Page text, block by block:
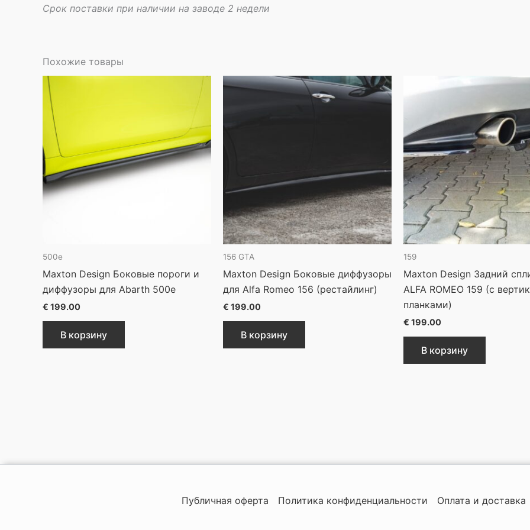
Срок поставки при наличии на заводе 2 недели
Похожие товары
500e
Maxton Design Боковые пороги и
диффузоры для Abarth 500e
€ 199.00
В корзину
156 GTA
Maxton Design Боковые диффузоры
для Alfa Romeo 156 (рестайлинг)
€ 199.00
В корзину
159
Maxton Design Задний
ALFA ROMEO 159 (с
планками)
€ 199.00
В корзину
Публичная оферта Политика конфиденциальности Оплата и доставка